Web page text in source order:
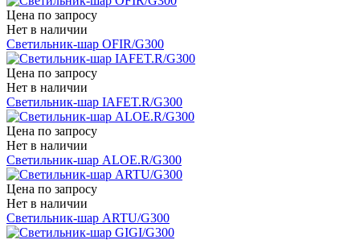
Цена по запросу
Нет в наличии
Светильник-шар OFIR/G300
Цена по запросу
Нет в наличии
Светильник-шар IAFET.R/G300
Цена по запросу
Нет в наличии
Светильник-шар ALOE.R/G300
Цена по запросу
Нет в наличии
Светильник-шар ARTU/G300